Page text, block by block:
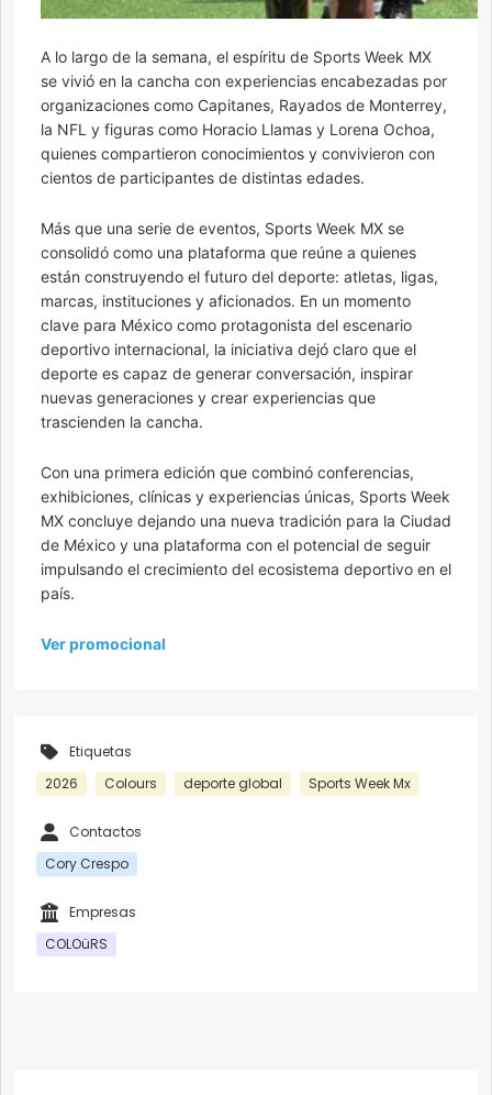
A lo largo de la semana, el espíritu de Sports Week MX
se vivió en la cancha con experiencias encabezadas por
organizaciones como Capitanes, Rayados de Monterrey,
la NFL y figuras como Horacio Llamas y Lorena Ochoa,
quienes compartieron conocimientos y convivieron con
cientos de participantes de distintas edades.
Más que una serie de eventos, Sports Week MX se
consolidó como una plataforma que reúne a quienes
están construyendo el futuro del deporte: atletas, ligas,
marcas, instituciones y aficionados. En un momento
clave para México como protagonista del escenario
deportivo internacional, la iniciativa dejó claro que el
deporte es capaz de generar conversación, inspirar
nuevas generaciones y crear experiencias que
trascienden la cancha.
Con una primera edición que combinó conferencias,
exhibiciones, clínicas y experiencias únicas, Sports Week
MX concluye dejando una nueva tradición para la Ciudad
de México y una plataforma con el potencial de seguir
impulsando el crecimiento del ecosistema deportivo en el
país.
Ver promocional
Etiquetas
2026
Colours deporte global Sports Week Mx
Contactos
Cory Crespo
Empresas
COLOüRS